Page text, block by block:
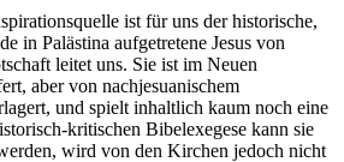
ist für uns der historische,
in Palästina aufgetretene Jesus von
leitet uns. Sie ist im Neuen
aber von nachjesuanischem
und spielt inhaltlich kaum noch eine
kritischen Bibelexegese kann sie
wird von den Kirchen jedoch nicht